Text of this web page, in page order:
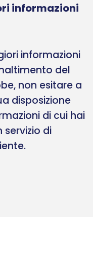
informazioni
informazioni
del
non esitare a
disposizione
di cui hai
servizio di